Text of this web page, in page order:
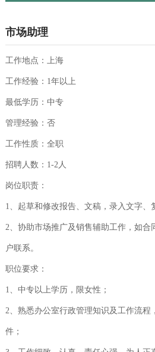
市场助理
工作地点：上海
工作经验：1年以上
最低学历：中专
管理经验：否
工作性质：全职
招聘人数：1-2人
岗位职责：
1、起草和修改报告、文稿，录入文字、
2、协助市场推广及销售辅助工作，如合
户联系。
职位要求：
1、中专以上学历，限女性；
2、熟悉办公室行政管理知识及工作流程
件；